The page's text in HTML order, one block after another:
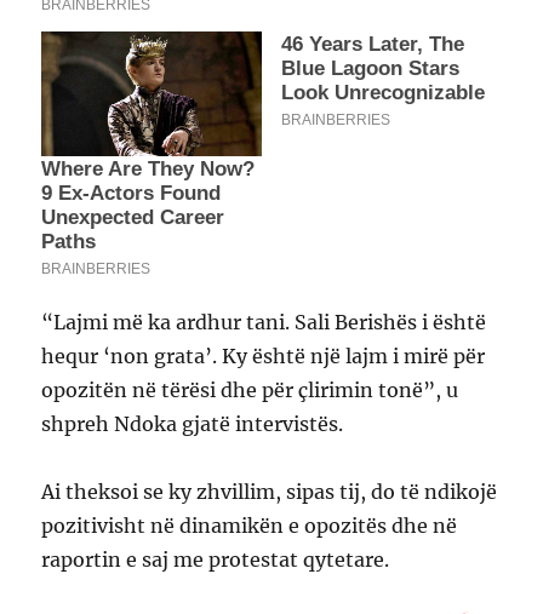
“Lajmi më ka ardhur tani. Sali Berishës i është
hequr ‘non grata’. Ky është një lajm i mirë për
opozitën në tërësi dhe për çlirimin tonë”, u
shpreh Ndoka gjatë intervistës.
Ai theksoi se ky zhvillim, sipas tij, do të ndikojë
pozitivisht në dinamikën e opozitës dhe në
raportin e saj me protestat qytetare.